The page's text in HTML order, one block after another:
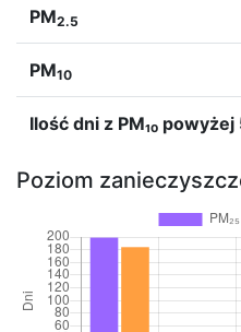
PM2.5
PM10
Ilość dni z PM₁₀
Poziom